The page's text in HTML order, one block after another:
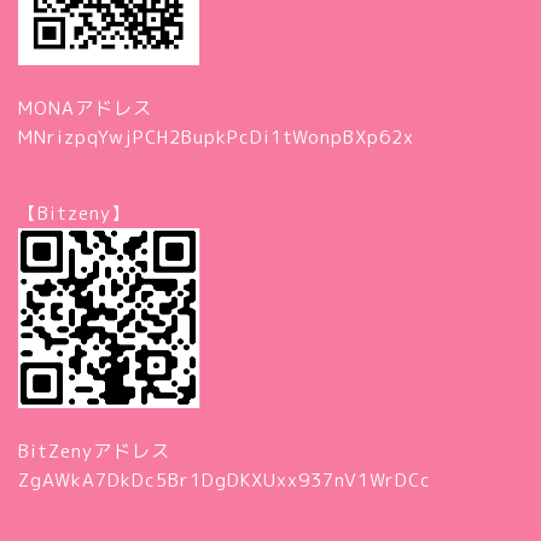
MONAアドレス
MNrizpqYwjPCH2BupkPcDi1tWonpBXp62x
【Bitzeny】
BitZenyアドレス
ZgAWkA7DkDc5Br1DgDKXUxx937nV1WrDCc